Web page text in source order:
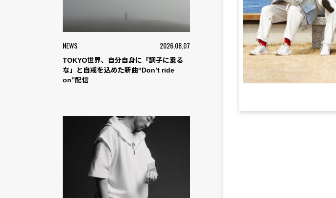
NEWS 2026.08.07
TOKYO世界、自分自身に「調子に乗る
な」と自戒を込めた新曲“Don’t ride
on”配信